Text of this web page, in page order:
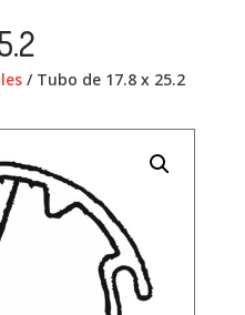
/ Tubo de 17.8 x 25.2